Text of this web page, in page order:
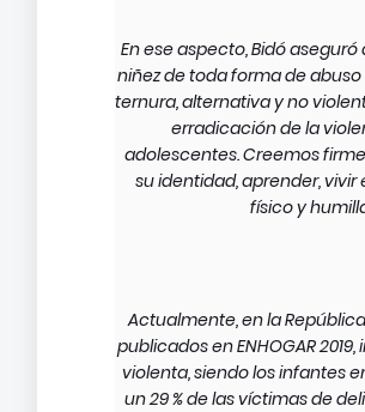
En ese aspecto, Bidó
niñez de toda forma de
ternura, alternativa y no
erradicación de la
adolescentes. Creemos
su identidad, aprender,
físico y
Actualmente, en la
publicados en ENHOGAR
violenta, siendo los infantes
un 29 % de las víctimas de